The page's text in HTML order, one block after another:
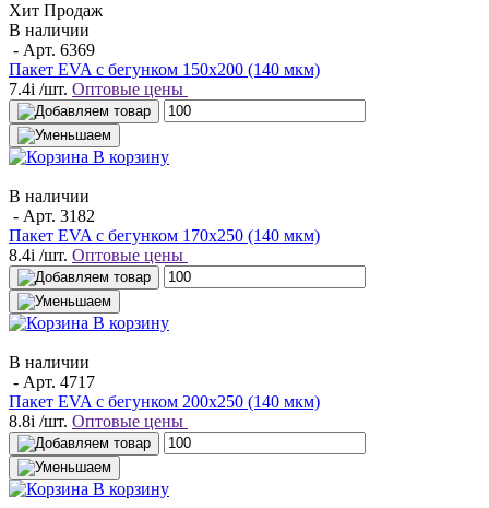
Хит Продаж
В наличии
- Арт. 6369
Пакет EVA с бегунком 150х200 (140 мкм)
7.4i /шт. Оптовые цены
В корзину
В наличии
- Арт. 3182
Пакет EVA с бегунком 170х250 (140 мкм)
8.4i /шт. Оптовые цены
В корзину
В наличии
- Арт. 4717
Пакет EVA с бегунком 200х250 (140 мкм)
8.8i /шт. Оптовые цены
В корзину